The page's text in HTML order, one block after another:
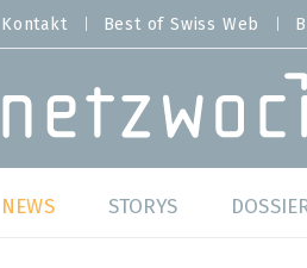
Kontakt Best of Swiss Web
MAIN NAVIGATION
NEWS STORYS